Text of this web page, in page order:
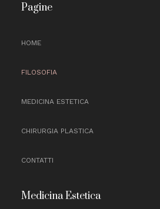
Pagine
HOME
FILOSOFIA
MEDICINA ESTETICA
CHIRURGIA PLASTICA
CONTATTI
Medicina Estetica